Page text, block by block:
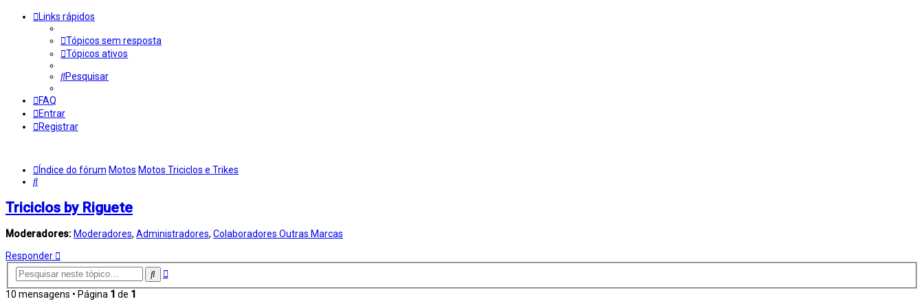
Links rápidos
Tópicos sem resposta
Tópicos ativos
Pesquisar
FAQ
Entrar
Registrar
Índice do fórum Motos Motos Triciclos e Trikes
Pesquisar
Triciclos by Riguete
Moderadores: Moderadores, Administradores, Colaboradores Outras Marcas
Responder
Pesquisar
Pesquisa
10 mensagens • Página 1 de 1